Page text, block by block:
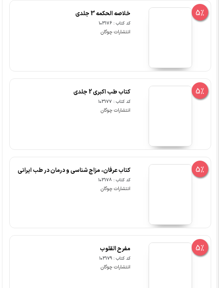
5% خلاصه الحکمه 3 جلدی
کد کتاب : 103176
انتشارات چوگان
5% کتاب طب اکبری 2 جلدی
کد کتاب : 103177
انتشارات چوگان
5% کتاب عرفان، مزاج شناسی و درمان در طب ایرانی
کد کتاب : 103178
انتشارات چوگان
5% مفرح القلوب
کد کتاب : 103179
انتشارات چوگان